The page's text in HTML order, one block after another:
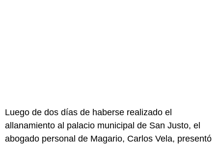
Luego de dos días de haberse realizado el
allanamiento al palacio municipal de San Justo, el
abogado personal de Magario, Carlos Vela, presentó